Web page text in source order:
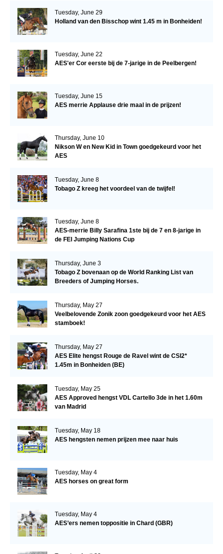
Tuesday, June 29
Holland van den Bisschop wint 1.45 m in Bonheiden!
Tuesday, June 22
AES'er Cor eerste bij de 7-jarige in de Peelbergen!
Tuesday, June 15
AES merrie Applause drie maal in de prijzen!
Thursday, June 10
Nikson W en New Kid in Town goedgekeurd voor het
AES
Tuesday, June 8
Tobago Z kreeg het voordeel van de twijfel!
Tuesday, June 8
AES-merrie Billy Sarafina 1ste bij de 7 en 8-jarige in
de FEI Jumping Nations Cup
Thursday, June 3
Tobago Z bovenaan op de World Ranking List van
Breeders of Jumping Horses.
Thursday, May 27
Veelbelovende Zonik zoon goedgekeurd voor het AES
stamboek!
Thursday, May 27
AES Elite hengst Rouge de Ravel wint de CSI2*
1.45m in Bonheiden (BE)
Tuesday, May 25
AES Approved hengst VDL Cartello 3de in het 1.60m
van Madrid
Tuesday, May 18
AES hengsten nemen prijzen mee naar huis
Tuesday, May 4
AES horses on great form
Tuesday, May 4
AES’ers nemen toppositie in Chard (GBR)